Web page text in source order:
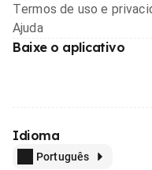
Termos de uso e
Ajuda
Baixe o aplicativo
Idioma
Português